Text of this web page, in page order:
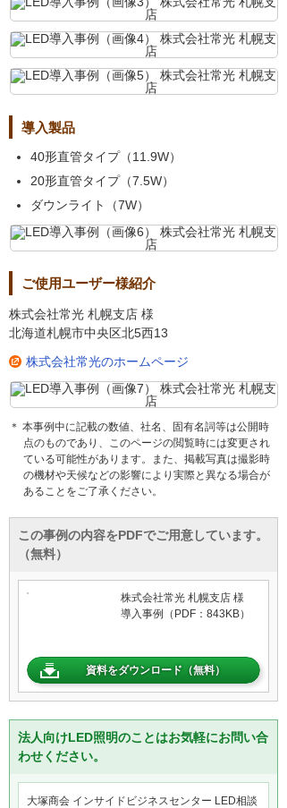
導入製品
40形直管タイプ（11.9W）
20形直管タイプ（7.5W）
ダウンライト（7W）
ご使用ユーザー様紹介
株式会社常光 札幌支店 様
北海道札幌市中央区北5西13
株式会社常光のホームページ
＊ 本事例中に記載の数値、社名、固有名詞等は公開時
点のものであり、このページの閲覧時には変更され
ている可能性があります。また、掲載写真は撮影時
の機材や天候などの影響により実際と異なる場合が
あることをご了承ください。
この事例の内容をPDFでご用意しています。
（無料）
株式会社常光 札幌支店 様
導入事例（PDF：843KB）
資料をダウンロード（無料）
法人向けLED照明のことはお気軽にお問い合
わせください。
大塚商会 インサイドビジネスセンター LED相談